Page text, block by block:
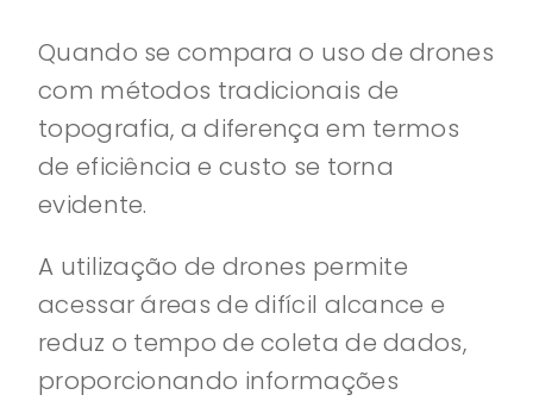
Quando se compara o uso de drones
com métodos tradicionais de
topografia, a diferença em termos
de eficiência e custo se torna
evidente.
A utilização de drones permite
acessar áreas de difícil alcance e
reduz o tempo de coleta de dados,
proporcionando informações